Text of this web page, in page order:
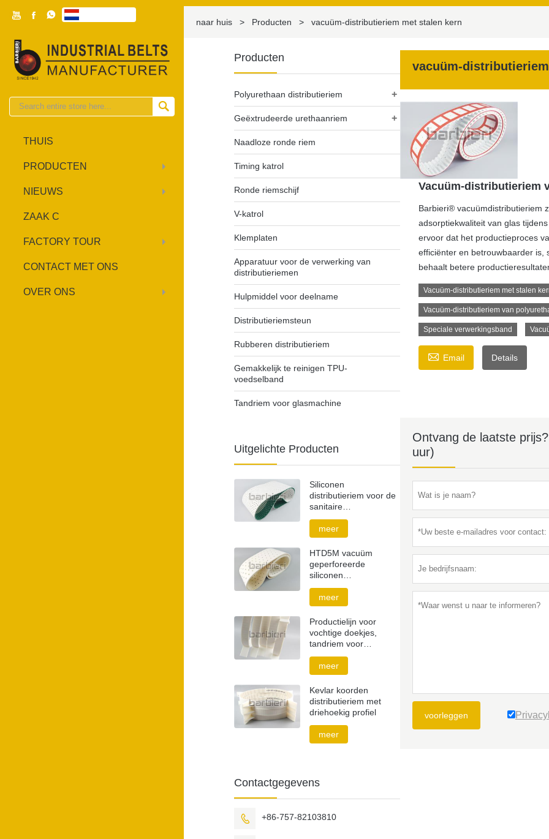
  

THUIS
PRODUCTEN
NIEUWS
ZAAK C
FACTORY TOUR
CONTACT MET ONS
OVER ONS
naar huis > Producten > vacuüm-distributieriem met stalen kern
vacuüm-
Vacuüm-distributieriem
Barbieri® vacuümdistributieriem
adsorptiekwaliteit van glas
ervoor dat het productieproces
efficiënter en betrouwbaarder is,
behaalt betere
Vacuüm-distributieriem met stalen
Vacuüm-distributieriem van
Speciale verwerkingsband
 Email Details
Ontvang de laatste
uur)
voorleggen
Producten
+
Polyurethaan distributieriem
+
Geëxtrudeerde urethaanriem
Naadloze ronde riem
Timing katrol
Ronde riemschijf
V-katrol
Klemplaten
Apparatuur voor de verwerking van
distributieriemen
Hulpmiddel voor deelname
Distributieriemsteun
Rubberen distributieriem
Gemakkelijk te reinigen TPU-
voedselband
Tandriem voor glasmachine
Uitgelichte Producten
Siliconen
distributieriem voor de
sanitaire
productenindustrie
meer
HTD5M vacuüm
geperforeerde
siliconen
distributieriem
meer
Productielijn voor
vochtige doekjes,
tandriem voor
schoenplaatjes
meer
Kevlar koorden
distributieriem met
driehoekig profiel
meer
Contactgegevens
 +86-757-82103810